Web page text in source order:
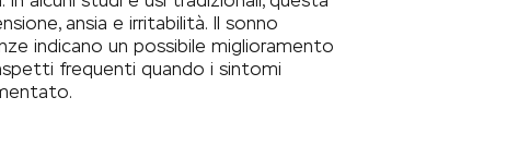
ansia e irritabilità. Il sonno
indicano un possibile miglioramento
frequenti quando i sintomi